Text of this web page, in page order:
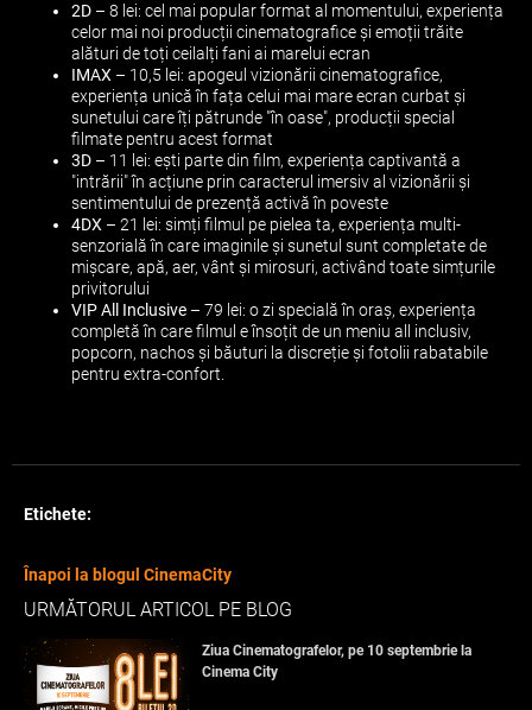
2D – 8 lei: cel mai popular format al momentului, experiența
celor mai noi producții cinematografice și emoții trăite
alături de toți ceilalți fani ai marelui ecran
IMAX – 10,5 lei: apogeul vizionării cinematografice,
experiența unică în fața celui mai mare ecran curbat și
sunetului care îți pătrunde "în oase", producții special
filmate pentru acest format
3D – 11 lei: ești parte din film, experiența captivantă a
"intrării" în acțiune prin caracterul imersiv al vizionării și
sentimentului de prezență activă în poveste
4DX – 21 lei: simți filmul pe pielea ta, experiența multi-
senzorială în care imaginile și sunetul sunt completate de
mișcare, apă, aer, vânt și mirosuri, activând toate simțurile
privitorului
VIP All Inclusive – 79 lei: o zi specială în oraș, experiența
completă în care filmul e însoțit de un meniu all inclusiv,
popcorn, nachos și băuturi la discreție și fotolii rabatabile
pentru extra-confort.
Etichete:
Înapoi la blogul CinemaCity
URMĂTORUL ARTICOL PE BLOG
Ziua Cinematografelor, pe 10 septembrie la
Cinema City